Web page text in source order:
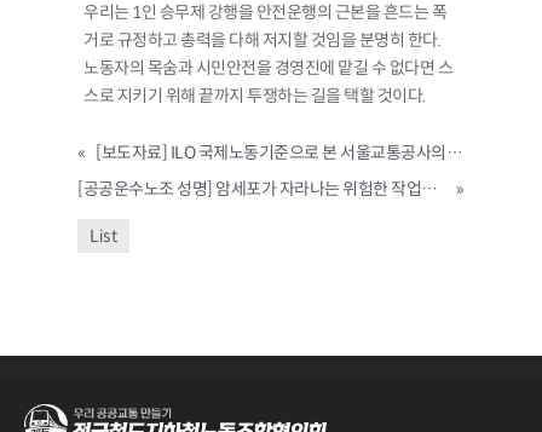
우리는 1인 승무제 강행을 안전운행의 근본을 흔드는 폭
거로 규정하고 총력을 다해 저지할 것임을 분명히 한다.
노동자의 목숨과 시민안전을 경영진에 맡길 수 없다면 스
스로 지키기 위해 끝까지 투쟁하는 길을 택할 것이다.
«
[보도자료] ILO 국제노동기준으로 본 서울교통공사의 노조탄압 국회 토론회
[공공운수노조 성명] 암세포가 자라나는 위험한 작업환경, 서울시는 위험의 외주화를 중단하라
»
List